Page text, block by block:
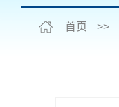
首页 >>